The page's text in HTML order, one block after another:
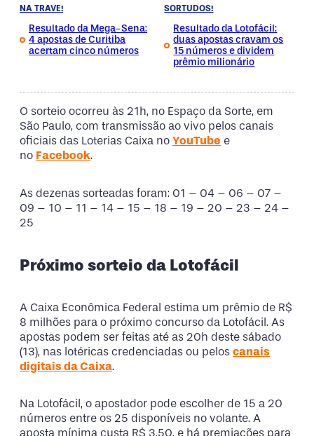
NA TRAVE!
Resultado da Mega-Sena:
4 apostas de Curitiba
acertam cinco números
SORTUDOS!
Resultado da Lotofácil:
duas apostas cravam os
15 números e dividem
prêmio milionário
O sorteio ocorreu às 21h, no Espaço da Sorte, em
São Paulo, com transmissão ao vivo pelos canais
oficiais das Loterias Caixa no YouTube e
no Facebook.
As dezenas sorteadas foram: 01 – 04 – 06 – 07 –
09 – 10 – 11 – 14 – 15 – 18 – 19 – 20 – 23 – 24 –
25
Próximo sorteio da Lotofácil
A Caixa Econômica Federal estima um prêmio de R$
8 milhões para o próximo concurso da Lotofácil. As
apostas podem ser feitas até as 20h deste sábado
(13), nas lotéricas credenciadas ou pelos canais
digitais da Caixa.
Na Lotofácil, o apostador pode escolher de 15 a 20
números entre os 25 disponíveis no volante. A
aposta mínima custa R$ 3,50, e há premiações para